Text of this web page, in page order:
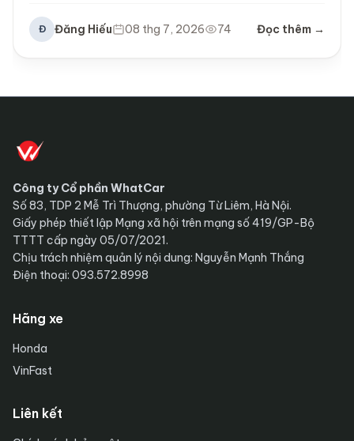
Đ Đăng Hiếu 08 thg 7, 2026 74 Đọc thêm →
Công ty Cổ phần WhatCar
Số 83, TDP 2 Mễ Trì Thượng, phường Từ Liêm, Hà Nội.
Giấy phép thiết lập Mạng xã hội trên mạng số 419/GP-Bộ
TTTT cấp ngày 05/07/2021.
Chịu trách nhiệm quản lý nội dung: Nguyễn Mạnh Thắng
Điện thoại: 093.572.8998
Hãng xe
Honda
VinFast
Liên kết